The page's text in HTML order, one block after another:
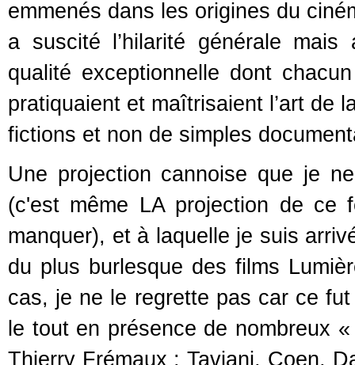
emmenés dans les origines du
a suscité l’hilarité générale mais
qualité exceptionnelle dont
pratiquaient et maîtrisaient l’art de
fictions et non de simples
Une projection cannoise que je
(c'est même LA projection de ce
manquer), et à laquelle je suis
du plus burlesque des films
cas, je ne le regrette pas car ce
le tout en présence de nombreux
Thierry Frémaux : Taviani, Coen,